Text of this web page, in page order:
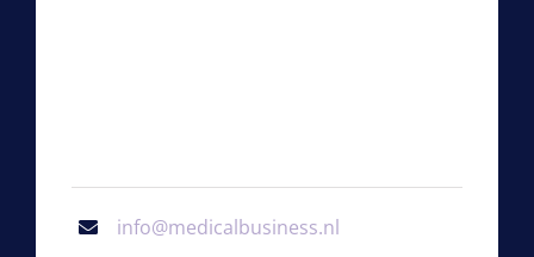
info@medicalbusiness.nl